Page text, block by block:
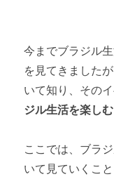
今までブラジル
を見てきましたが
いて知り、その
ジル生活を楽しむ
ここでは、ブラ
いて見ていくこと